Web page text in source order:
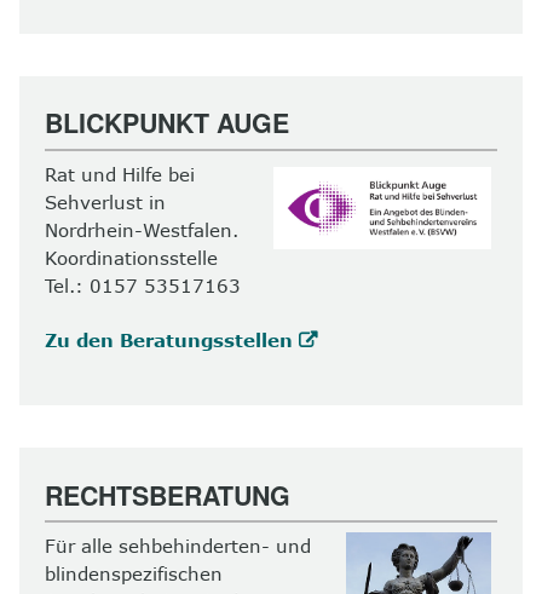
BLICKPUNKT AUGE
Rat und Hilfe bei
Sehverlust in
Nordrhein-Westfalen.
Koordinationsstelle
Tel.: 0157 53517163
Zu den Beratungsstellen
RECHTSBERATUNG
Für alle sehbehinderten- und
blindenspezifischen